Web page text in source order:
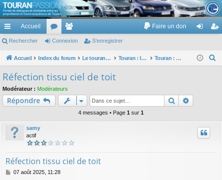
TouranPassion
Le forum des propriétaires ou futurs acquéreurs du Volkswagen Touran
cc
ès
pi
de
Accueil
or
u
e
m
Faire un don
ne nr
Rechercher Connexion S’enregistrer
Accueil Index du forum Le touran dans ses versions I (V1 V2 V3) et II ... Touran : les éléments et équipements extérieurs et intérieurs Touran : garnitures intérieurs
c
Réfection tissu ciel de toit
Modérateur : Modérateurs
Répondre Rechercher
4 messages • Page 1 sur 1
samy
actif
Réfection tissu ciel de toit
M
07 août 2025, 11:28